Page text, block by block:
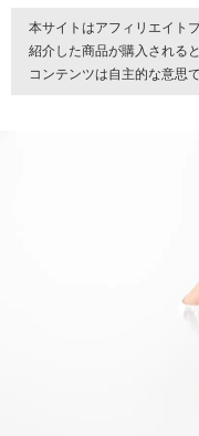
本サイトはアフィリエイト
紹介した商品が購入される
コンテンツは自主的な意思